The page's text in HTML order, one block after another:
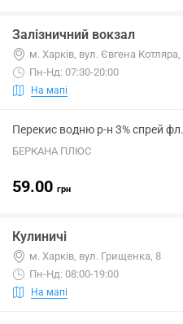
Залізничний вокзал
м. Харків, вул. Євгена Котляра,
Пн-Нд: 07:30-20:00
На мапі
Перекис водню р-н 3% спрей
БЕРКАНА ПЛЮС
59.00 грн
Кулиничі
м. Харків, вул. Грищенка, 8
Пн-Нд: 08:00-19:00
На мапі